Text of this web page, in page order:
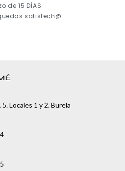
de 15 DÍAS
satisfech@.
Locales 1 y 2. Burela